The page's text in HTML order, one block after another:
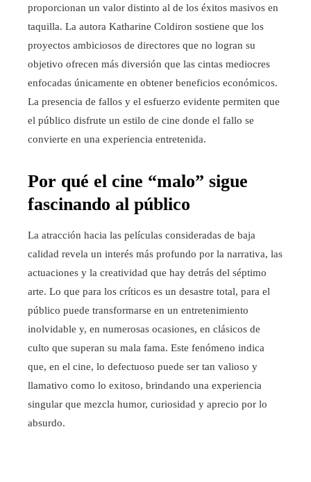
proporcionan un valor distinto al de los éxitos masivos en
taquilla. La autora Katharine Coldiron sostiene que los
proyectos ambiciosos de directores que no logran su
objetivo ofrecen más diversión que las cintas mediocres
enfocadas únicamente en obtener beneficios económicos.
La presencia de fallos y el esfuerzo evidente permiten que
el público disfrute un estilo de cine donde el fallo se
convierte en una experiencia entretenida.
Por qué el cine “malo” sigue
fascinando al público
La atracción hacia las películas consideradas de baja
calidad revela un interés más profundo por la narrativa, las
actuaciones y la creatividad que hay detrás del séptimo
arte. Lo que para los críticos es un desastre total, para el
público puede transformarse en un entretenimiento
inolvidable y, en numerosas ocasiones, en clásicos de
culto que superan su mala fama. Este fenómeno indica
que, en el cine, lo defectuoso puede ser tan valioso y
llamativo como lo exitoso, brindando una experiencia
singular que mezcla humor, curiosidad y aprecio por lo
absurdo.